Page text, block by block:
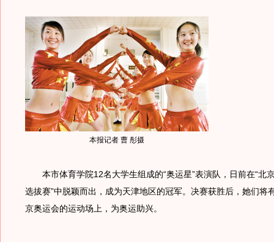
本报记者 曹 彤摄
本市体育学院12名大学生组成的“奥运星”表演队，日前在“北
选拔赛”中脱颖而出，成为天津地区的冠军。决赛获胜后，她们将
京奥运会的运动场上，为奥运助兴。